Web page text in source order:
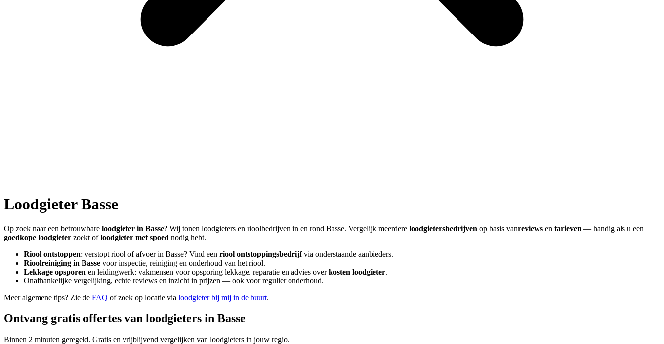
LoodgieterBasse
Op zoek naar een betrouwbare loodgieter in Basse? Wij tonen loodgieters en rioolbedrijven in en rond Basse. Vergelijk meerdere loodgietersbedrijven op basis vanreviews en tarieven — handig als u een
goedkope loodgieter zoekt ofloodgieter met spoed nodig hebt.
Riool ontstoppen: verstopt riool of afvoer in Basse? Vind een riool ontstoppingsbedrijfvia onderstaande aanbieders.
Rioolreiniging in Basse voor inspectie, reiniging en onderhoud van het riool.
Lekkage opsporen en leidingwerk: vakmensen voor opsporing lekkage, reparatie en advies overkosten loodgieter.
Onafhankelijke vergelijking, echte reviews en inzicht in prijzen — ook voor regulier onderhoud.
Meer algemene tips? Zie de FAQ of zoek op locatie via loodgieter bij mij in de buurt.
Ontvang gratis offertes van loodgieters in Basse
Binnen 2 minuten geregeld. Gratis en vrijblijvend vergelijken van loodgieters in jouw regio.